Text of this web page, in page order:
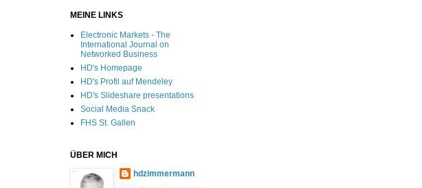
MEINE LINKS
Electronic Markets - The
International Journal on
Networked Business
HD's Homepage
HD's Profil auf Mendeley
HD's Slideshare presentations
Social Media Snack
FHS St. Gallen
ÜBER MICH
hdzimmermann